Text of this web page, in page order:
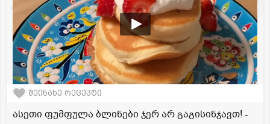
შეინახე რეცეპტი
ასეთი ფუმფულა ბლინები ჯერ არ გაგისინჯავთ! -